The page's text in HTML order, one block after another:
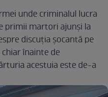
unde criminalul lucra
primii martori ajunși la
discuția șocantă pe
înainte de
acestuia este de-a